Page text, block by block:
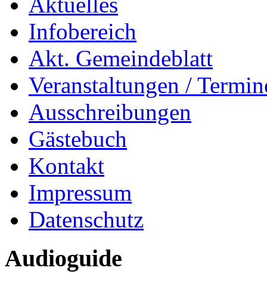
Infobereich
Akt. Gemeindeblatt
Veranstaltungen /
Ausschreibungen
Gästebuch
Kontakt
Impressum
Datenschutz
Audioguide